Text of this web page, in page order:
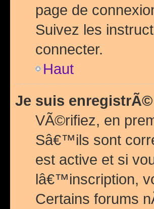
page de
Suivez les
connecter.
Haut
Je suis
VÃ©rifiez, en
Sâ€™ils sont
est active et si
lâ€™inscription,
Certains forums